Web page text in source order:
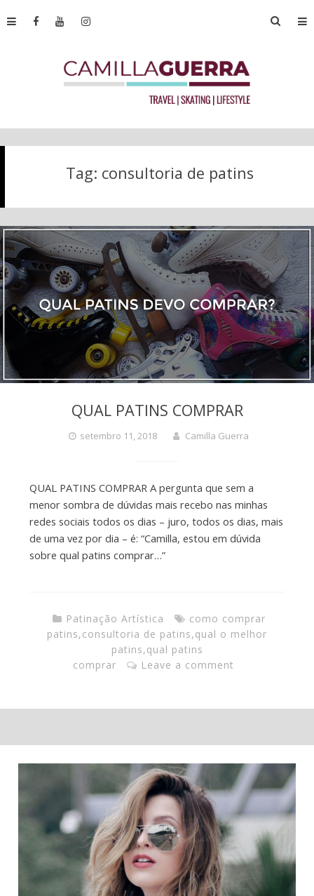
Tag: consultoria de patins
QUAL PATINS COMPRAR
setembro 11, 2018 Camilla Guerra
QUAL PATINS COMPRAR A pergunta que sem a
menor sombra de dúvidas mais recebo nas minhas
redes sociais todos os dias – juro, todos os dias, mais
de uma vez por dia – é: “Camilla, estou em dúvida
sobre qual patins comprar…”
Patinação Artística
como comprar
patins,consultoria de patins,qual o melhor
patins,qual patins
comprar
Leave a comment